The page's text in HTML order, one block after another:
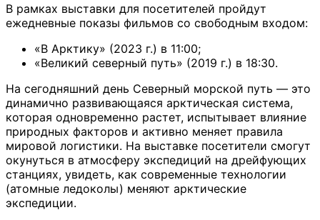
В рамках выставки для посетителей пройдут
ежедневные показы фильмов со свободным входом:
«В Арктику» (2023 г.) в 11:00;
«Великий северный путь» (2019 г.) в 18:30.
На сегодняшний день Северный морской путь — это
динамично развивающаяся арктическая система,
которая одновременно растет, испытывает влияние
природных факторов и активно меняет правила
мировой логистики. На выставке посетители смогут
окунуться в атмосферу экспедиций на дрейфующих
станциях, увидеть, как современные технологии
(атомные ледоколы) меняют арктические
экспедиции.